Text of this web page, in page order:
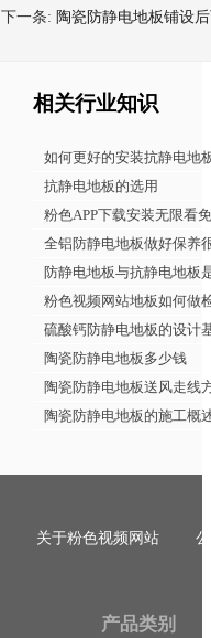
下一条: 陶瓷防静电地板铺设
相关行业知识
如何更好的安装抗静电地
抗静电地板的选用
粉色APP下载安装无限看
全铝防静电地板做好保养
防静电地板与抗静电地板
粉色视频网站地板如何做
硫酸钙防静电地板的设计
陶瓷防静电地板多少钱
陶瓷防静电地板送风走线
陶瓷防静电地板的施工概
关于粉色视频网站
产品类别